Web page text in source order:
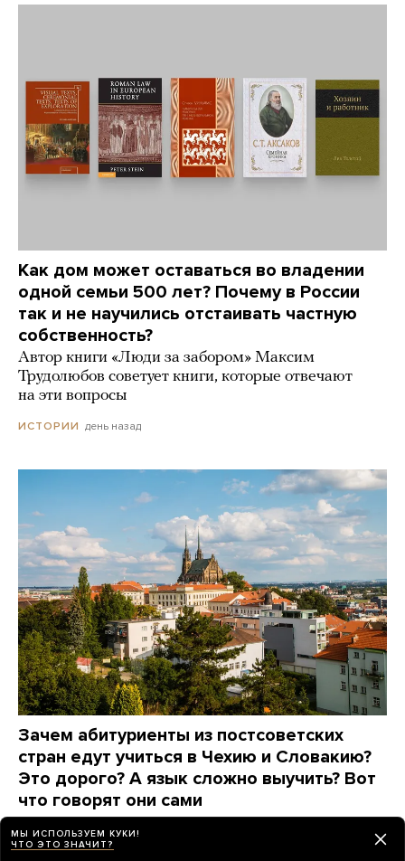
Как дом может оставаться во владении
одной семьи 500 лет? Почему в России
так и не научились отстаивать частную
собственность?
Автор книги «Люди за забором» Максим
Трудолюбов советует книги, которые отвечают
на эти вопросы
ИСТОРИИ день назад
Зачем абитуриенты из постсоветских
стран едут учиться в Чехию и Словакию?
Это дорого? А язык сложно выучить? Вот
что говорят они сами
ПАРТНЕРСКИЙ МАТЕРИАЛ
МЫ ИСПОЛЬЗУЕМ КУКИ!
ЧТО ЭТО ЗНАЧИТ?